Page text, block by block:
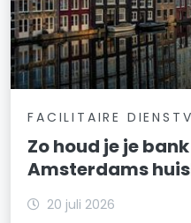
FACILITAIRE
Zo houd je je
Amsterdams
20 juli 2026